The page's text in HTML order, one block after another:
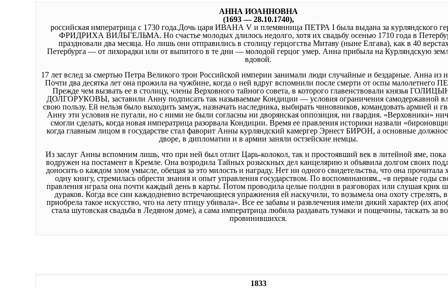
АННА ИОАННОВНА
(1693 — 28.10.1740),
российская императрица с 1730 года.Дочь царя ИВАНА V и племянница ПЕТРА I была выдана за курляндского
ФРИДРИХА ВИЛЬГЕЛЬМА. Но счастье молодых длилось недолго, хотя их свадьбу осенью 1710 года в
праздновали два месяца. Но лишь они отправились в столицу герцогства Митаву (ныне Елгава), как в 40
Петербурга — от лихорадки или от выпитого в те дни — молодой герцог умер. Анна прибыла на Курляндскую
вдовой.
17 лет вслед за смертью Петра Великого трон Российской империи занимали люди случайные и бездарные. Анна из
Почти два десятка лет она прожила на чужбине, когда о ней вдруг вспомнили после смерти от оспы малолетнего
Прежде чем вызвать ее в столицу, члены Верховного тайного совета, в которого главенствовали князья
ДОЛГОРУКОВЫ, заставили Анну подписать так называемые Кондиции — условия ограничения самодержавной
свою пользу. Ей нельзя было выходить замуж, назначать наследника, выбирать чиновников, командовать армией и
Анну эти условия не пугали, но с ними не были согласны ни дворянская оппозиция, ни гвардия. «Верховники»
смогли сделать, когда новая императрица разорвала Кондиции. Время ее правления историки назвали
когда главным лицом в государстве стал фаворит Анны курляндский камергер Эрнест БИРОН, а основные
дворе, в дипломатии и в армии заняли остзейские немцы.
Из заслуг Анны вспомним лишь, что при ней был отлит Царь-колокол, так и простоявший век в литейной яме,
водружен на постамент в Кремле. Она возродила Тайных розыскных дел канцелярию и объявила долгом своих
доносить о каждом злом умыcле, обещая за это милость и награду. Нет ни одного свидетельства, что она прочитала
одну книгу, стремилась обрести знания и опыт управления государством. По воспоминаниям., «в первые годы
правления играла она почти каждый день в карты. Потом проводила целые полдни в разговорах или слушая крик
дураков. Когда все сии каждодневно встречающиеся упражнения ей наскучили, то возымела она охоту стрелять,
приобрела такое искусство, что на лету птицу убивала». Все ее забавы и развлечения имели дикий характер (их
стала шутовская свадьба в Ледяном доме), а сама императрица любила раздавать тумаки и пощечины, таскать за
провинившихся.
1833